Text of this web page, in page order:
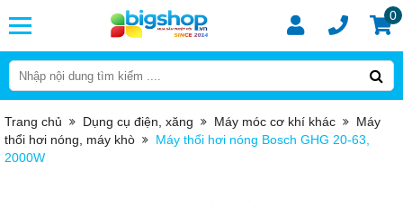
0
Trang chủ Dụng cụ điện, xăng Máy móc cơ khí khác
Máy
thổi hơi nóng, máy khò
Máy thổi hơi nóng Bosch GHG 20-63,
2000W